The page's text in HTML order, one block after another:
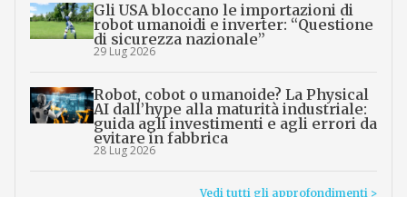
Gli USA bloccano le importazioni di
robot umanoidi e inverter: “Questione
di sicurezza nazionale”
29 Lug 2026
Robot, cobot o umanoide? La Physical
AI dall’hype alla maturità industriale:
guida agli investimenti e agli errori da
evitare in fabbrica
28 Lug 2026
Vedi tutti gli approfondimenti >